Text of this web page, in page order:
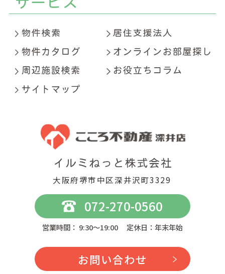
大阪府堺市中区深井沢町3329
072-270-0560
営業時間： 9:30～19:00 定休日：年末年始
お問い合わせ